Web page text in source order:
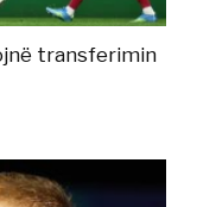
transferimin